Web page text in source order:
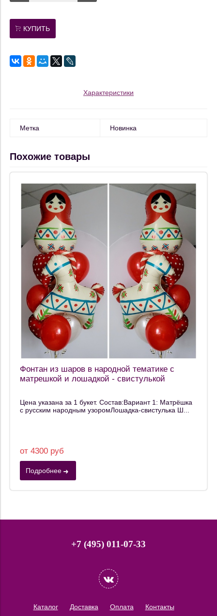
КУПИТЬ
Характеристики
Метка Новинка
Похожие товары
Фонтан из шаров в народной тематике с
матрешкой и лошадкой - свистулькой
Цена указана за 1 букет. Состав:Вариант 1: Матрёшка
с русским народным узоромЛошадка-свистулька Ш...
от 4300 руб
Подробнее
+7 (495) 011-07-33
Каталог Доставка Оплата
Контакты